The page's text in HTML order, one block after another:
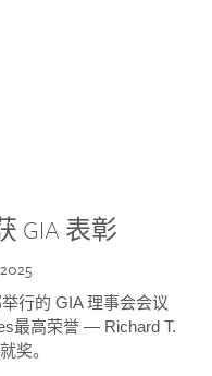
GIA 表彰
行的 GIA 理事会会议
最高荣誉 — Richard T.
奖。